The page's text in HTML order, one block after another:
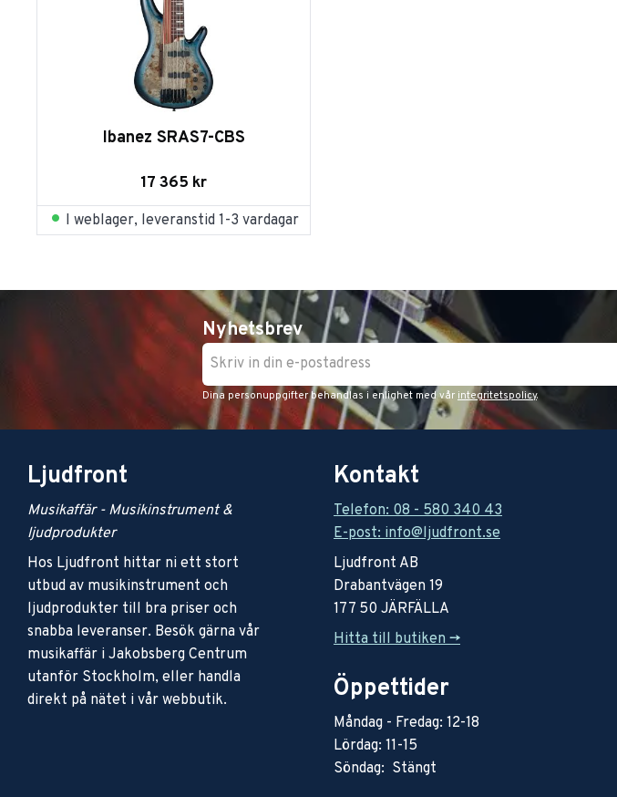
Ibanez SRAS7-CBS
17 365 kr
I weblager, leveranstid 1-3 vardagar
Nyhetsbrev
Dina personuppgifter behandlas i enlighet med vår integritetspolicy.
Ljudfront
Musikaffär - Musikinstrument &
ljudprodukter
Hos Ljudfront hittar ni ett stort
utbud av musikinstrument och
ljudprodukter till bra priser och
snabba leveranser. Besök gärna vår
musikaffär i Jakobsberg Centrum
utanför Stockholm, eller handla
direkt på nätet i vår webbutik.
Kontakt
Telefon: 08 - 580 340 43
E-post: info@ljudfront.se
Ljudfront AB
Drabantvägen 19
177 50 JÄRFÄLLA
Hitta till butiken ->
Öppettider
Måndag - Fredag: 12-18
Lördag: 11-15
Söndag: Stängt